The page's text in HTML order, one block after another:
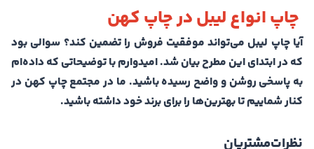
چاپ انواع لیبل در چاپ کهن
آیا چاپ لیبل می‌تواند موفقیت فروش را تضمین کند؟ سوالی بود
که در ابتدای این مطرح بیان شد. امیدوارم با توضیحاتی که داده‌ام
به پاسخی روشن و واضح رسیده باشید. ما در مجتمع چاپ کهن در
کنار شماییم تا بهترین‌ها را برای برند خود داشته باشید.
نظراتمشتریان